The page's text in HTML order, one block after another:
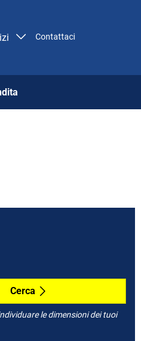
Contattaci
Cerca
le dimensioni dei tuoi